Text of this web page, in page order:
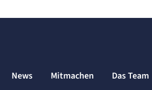
News Mitmachen Das Team